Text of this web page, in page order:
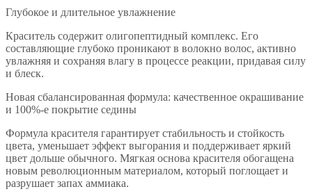
Глубокое и длительное увлажнение
Краситель содержит олигопептидный комплекс. Его
составляющие глубоко проникают в волокно волос, активно
увлажняя и сохраняя влагу в процессе реакции, придавая силу
и блеск.
Новая сбалансированная формула: качественное окрашивание
и 100%-е покрытие седины
Формула красителя гарантирует стабильность и стойкость
цвета, уменьшает эффект выгорания и поддерживает яркий
цвет дольше обычного. Мягкая основа красителя обогащена
новым революционным материалом, который поглощает и
разрушает запах аммиака.